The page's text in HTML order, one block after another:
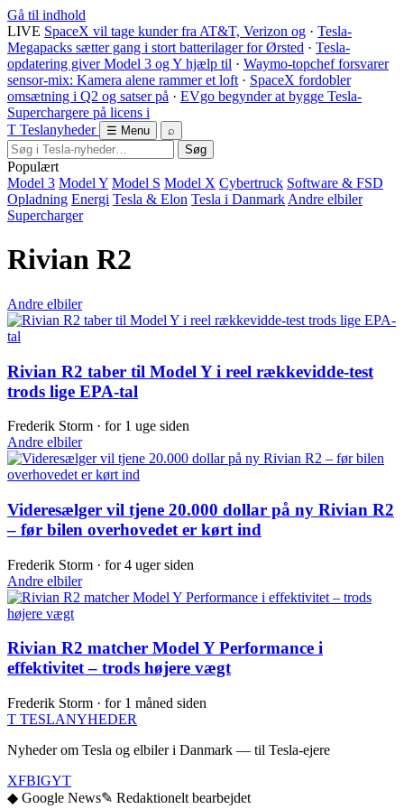
Gå til indhold
LIVE SpaceX vil tage kunder fra AT&T, Verizon og · Tesla-
Megapacks sætter gang i stort batterilager for Ørsted · Tesla-
opdatering giver Model 3 og Y hjælp til · Waymo-topchef forsvarer
sensor-mix: Kamera alene rammer et loft · SpaceX fordobler
omsætning i Q2 og satser på · EVgo begynder at bygge Tesla-
Superchargere på licens i
T Teslanyheder ☰ Menu
⌕
Søg
Populært
Model 3 Model Y Model S Model X Cybertruck Software & FSD
Opladning Energi Tesla & Elon Tesla i Danmark Andre elbiler
Supercharger
Rivian R2
Andre elbiler
Rivian R2 taber til Model Y i reel rækkevidde-test
trods lige EPA-tal
Frederik Storm · for 1 uge siden
Andre elbiler
Videresælger vil tjene 20.000 dollar på ny Rivian R2
– før bilen overhovedet er kørt ind
Frederik Storm · for 4 uger siden
Andre elbiler
Rivian R2 matcher Model Y Performance i
effektivitet – trods højere vægt
Frederik Storm · for 1 måned siden
T TESLANYHEDER
Nyheder om Tesla og elbiler i Danmark — til Tesla-ejere
XFBIGYT
◆ Google News✎ Redaktionelt bearbejdet